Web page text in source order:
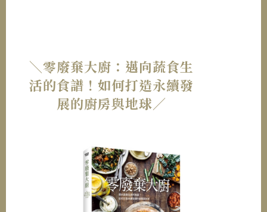
＼零廢棄大廚：邁向蔬食生
活的食譜！如何打造永續發
展的廚房與地球／